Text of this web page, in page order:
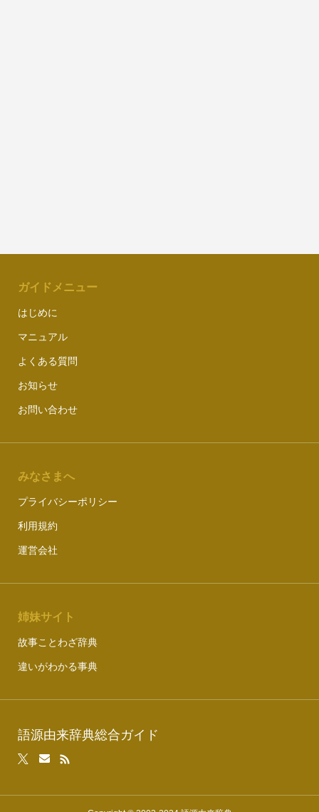
ガイドメニュー
はじめに
マニュアル
よくある質問
お知らせ
お問い合わせ
みなさまへ
プライバシーポリシー
利用規約
運営会社
姉妹サイト
故事ことわざ辞典
違いがわかる事典
語源由来辞典総合ガイド